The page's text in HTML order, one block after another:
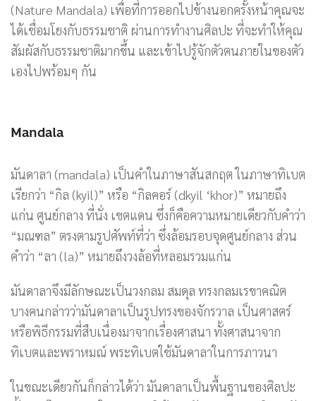
(Nature Mandala) เพื่อที่การออกไปข้างนอกครั้งหน้าคุณจะ
ได้เชื่อมโยงกับธรรมชาติ ผ่านการทำงานศิลปะ ที่จะทำให้คุณ
สัมผัสกับธรรมชาติมากขึ้น และเข้าไปรู้จักตัวตนภายในของตัว
เองไปพร้อมๆ กัน
Mandala
มันดาลา (mandala) เป็นคำในภาษาสันสกฤต ในภาษาทิเบต
เรียกว่า “กิล (kyil)” หรือ “กิลคอร์ (dkyil ‘khor)” หมายถึง
แก่น ศูนย์กลาง ที่นั่ง เขตแดน ซึ่งก็คือความหมายเดียวกับคำว่า
“มณฑล” ตรงตามรูปศัพท์ที่ว่า ซึ่งล้อมรอบจุดศูนย์กลาง ส่วน
คำว่า “ลา (la)” หมายถึงวงล้อที่หลอมรวมแก่น
มันดาลาจึงมีลักษณะเป็นวงกลม สมดุล ทรงกลมเรขาคณิต
บางคนกล่าวว่ามันดาลาเป็นรูปทรงของจักรวาล เป็นศาสตร์
หรือพิธีกรรมที่สืบเนื่องมาจากเรื่องศาสนา ทั้งศาสนาจาก
ทิเบตและพราหมณ์ พระทิเบตใช้มันดาลาในการภาวนา
ในขณะเดียวกันก็กล่าวได้ว่า มันดาลาเป็นพื้นฐานของศิลปะ